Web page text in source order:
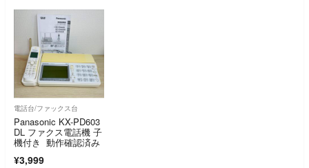
電話台/ファックス台
Panasonic KX-PD603
DL ファクス電話機 子
機付き 動作確認済み
¥3,999